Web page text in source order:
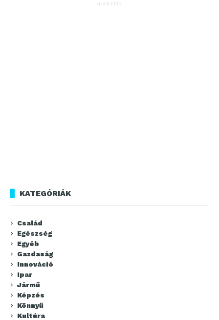
HIRDETÉS
KATEGÓRIÁK
Család
Egészség
Egyéb
Gazdaság
Innováció
Ipar
Jármű
Képzés
Könnyű
Kultúra